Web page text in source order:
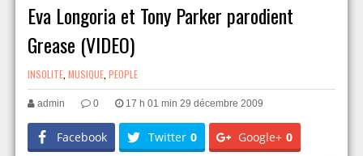
Eva Longoria et Tony Parker parodient
Grease (VIDEO)
INSOLITE MUSIQUE PEOPLE
admin 0 17 h 01 min 29 décembre 2009
Facebook Twitter 0 Google+ 0